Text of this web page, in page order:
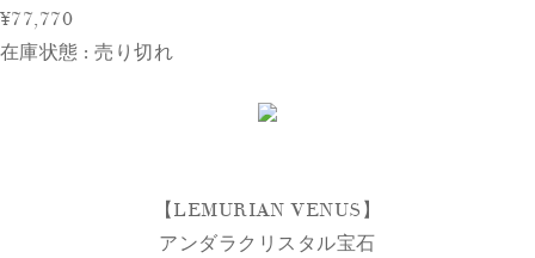
¥77,770
在庫状態 : 売り切れ
【LEMURIAN VENUS】
アンダラクリスタル宝石